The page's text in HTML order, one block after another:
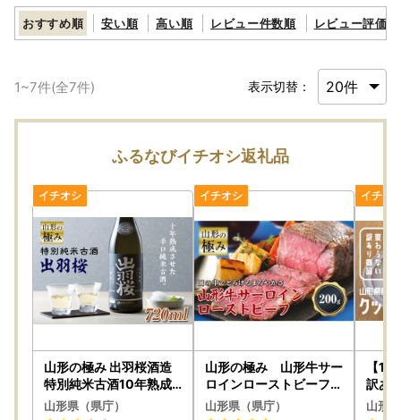
いただいた一部の方へはQRコード付きの申請書が送付され
る場合がございます。）
※公的個人認証アプリ「IAM」の詳細については以下よりご
https://iam-jpki.jp/lp/onestop/
【重要】ヤマト運輸の荷物転送有料化のお知らせ
ヤマト運輸の規定変更により、2023年6月1日（木）以降、
お荷物の送り状に記載されたご住所以外にお届け先を変更
（転送）する場合、送り状に記載されたお届け先から変更後
のお届け先までの配送料が着払いで発生いたします。
なお、ご贈答用の場合でも受取人様に着払いでご負担いただ
くことになりますので、お届け先のご住所をご入力いただく
よろしくお願い申し上げます。
※転送を拒否された場合の返礼品の再発送はいたしません。
おすすめ順 安い順 高い順 レビュー件数順 レビュー評価順
1~7件(全7件) 表示切替：
ふるなびイチオシ返礼品
山形の極み 出羽桜酒造
特別純米古酒10年熟成 F
2Y-0492
山形県（県庁）
山形の極み 山形牛サー
ロインローストビーフ2
00g F2Y-0072
山形県（県庁）
【
訳あ
クリ
山形